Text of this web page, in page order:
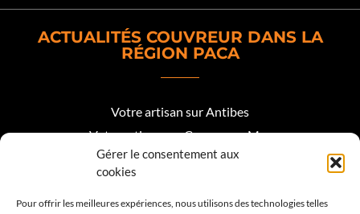
Gérer le consentement aux
cookies
Pour offrir les meilleures expériences, nous utilisons des technologies telles
ACTUALITÉS COUVREUR DANS LA
RÉGION PACA
Votre artisan sur Antibes
Votre artisan sur Cagnes sur Mer
Votre artisan sur Biot